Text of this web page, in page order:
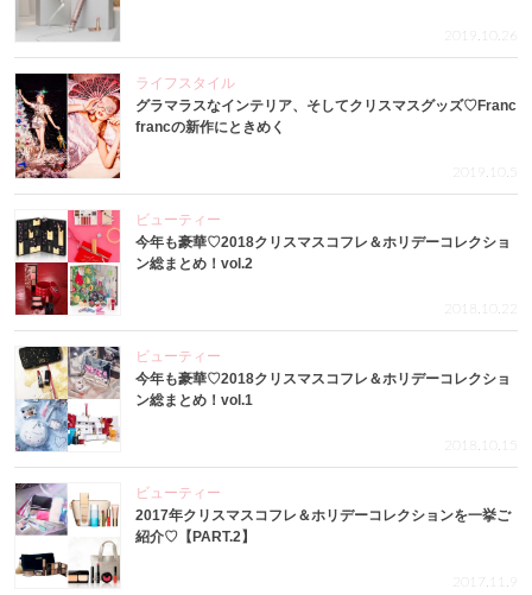
2019.10.26
ライフスタイル
グラマラスなインテリア、そしてクリスマスグッズ♡Franc
francの新作にときめく
2019.10.5
ビューティー
今年も豪華♡2018クリスマスコフレ＆ホリデーコレクショ
ン総まとめ！vol.2
2018.10.22
ビューティー
今年も豪華♡2018クリスマスコフレ＆ホリデーコレクショ
ン総まとめ！vol.1
2018.10.15
ビューティー
2017年クリスマスコフレ＆ホリデーコレクションを一挙ご
紹介♡【PART.2】
2017.11.9